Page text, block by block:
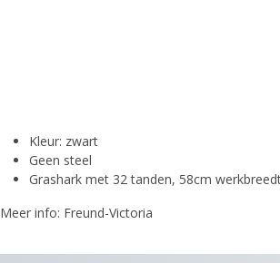
Kleur: zwart
Geen steel
Grashark met 32 tanden, 58cm
Meer info: Freund-Victoria